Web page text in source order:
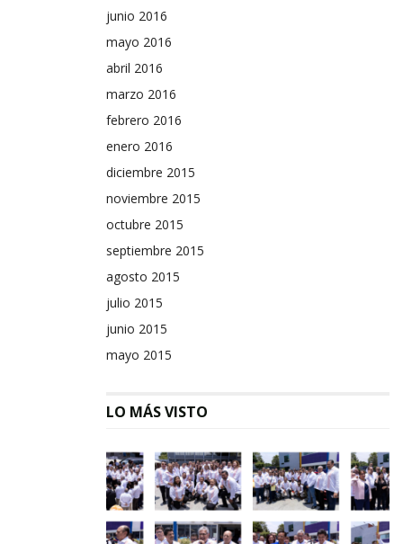
junio 2016
mayo 2016
abril 2016
marzo 2016
febrero 2016
enero 2016
diciembre 2015
noviembre 2015
octubre 2015
septiembre 2015
agosto 2015
julio 2015
junio 2015
mayo 2015
LO MÁS VISTO